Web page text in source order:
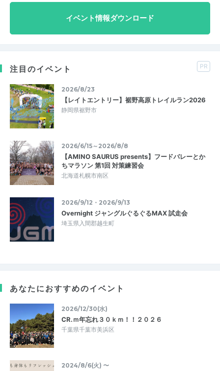
イベント情報ダウンロード
注目のイベント PR
2026/8/23
【レイトエントリー】裾野高原トレイルラン2026
静岡県裾野市
2026/6/15～2026/8/8
【AMINO SAURUS presents】フードバレーとか
ちマラソン 第1回 対策練習会
北海道札幌市南区
2026/9/12・2026/9/13
Overnight ジャングルぐるぐるMAX 試走会
埼玉県入間郡越生町
あなたにおすすめのイベント
2026/12/30(水)
CR.ｍ年忘れ３０ｋｍ！！２０２６
千葉県千葉市美浜区
2024/8/6(火) 〜